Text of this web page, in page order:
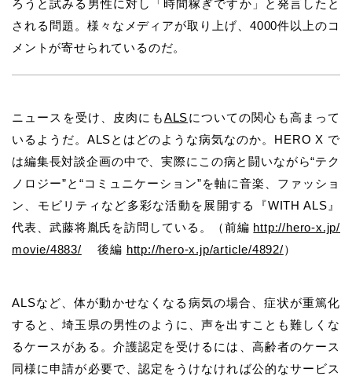
ろうと試みる男性に対し「時間稼ぎですか」と発言したと
される問題。様々なメディアが取り上げ、4000件以上のコ
メントが寄せられているのだ。
ニュースを受け、皮肉にもALSについての関心も高まって
いるようだ。ALSとはどのような病気なのか。HERO X で
は編集長対談企画の中で、実際にこの病と闘いながら“テク
ノロジー”と“コミュニケーション”を軸に音楽、ファッショ
ン、モビリティなど多彩な活動を展開する『WITH ALS』
代表、武藤将胤氏を訪問している。（前編 http://hero-x.jp/
movie/4883/ 後編 http://hero-x.jp/article/4892/）
ALSなど、体が動かせなくなる病気の場合、症状が重篤化
すると、埼玉県の男性のように、声を出すことも難しくな
るケースがある。介護認定を受けるには、高齢者のケース
同様に申請が必要で、認定をうけなければ公的なサービス